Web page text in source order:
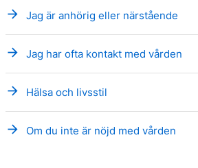
arrow_forward Jag är anhörig eller närstående
arrow_forward Jag har ofta kontakt med vården
arrow_forward Hälsa och livsstil
arrow_forward Om du inte är nöjd med vården